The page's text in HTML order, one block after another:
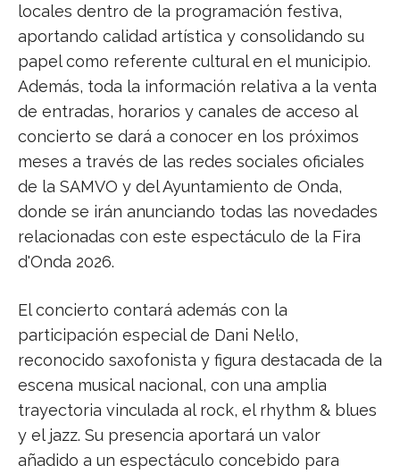
locales dentro de la programación festiva,
aportando calidad artística y consolidando su
papel como referente cultural en el municipio.
Además, toda la información relativa a la venta
de entradas, horarios y canales de acceso al
concierto se dará a conocer en los próximos
meses a través de las redes sociales oficiales
de la SAMVO y del Ayuntamiento de Onda,
donde se irán anunciando todas las novedades
relacionadas con este espectáculo de la Fira
d'Onda 2026.
El concierto contará además con la
participación especial de Dani Nel·lo,
reconocido saxofonista y figura destacada de la
escena musical nacional, con una amplia
trayectoria vinculada al rock, el rhythm & blues
y el jazz. Su presencia aportará un valor
añadido a un espectáculo concebido para